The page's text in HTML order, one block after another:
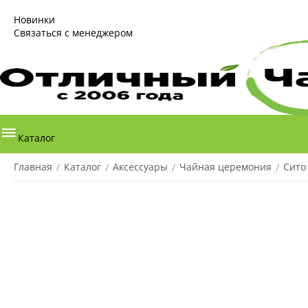
Новинки
Связаться с менеджером
Каталог
Главная / Каталог / Аксессуары / Чайная церемония /